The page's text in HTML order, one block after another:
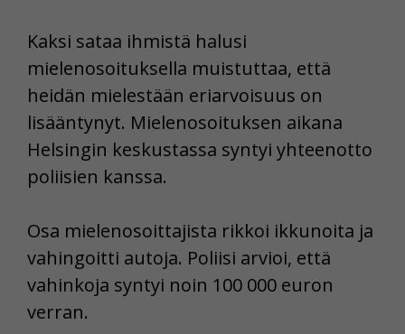
Kaksi sataa ihmistä halusi
mielenosoituksella muistuttaa, että
heidän mielestään eriarvoisuus on
lisääntynyt. Mielenosoituksen aikana
Helsingin keskustassa syntyi yhteenotto
poliisien kanssa.
Osa mielenosoittajista rikkoi ikkunoita ja
vahingoitti autoja. Poliisi arvioi, että
vahinkoja syntyi noin 100 000 euron
verran.